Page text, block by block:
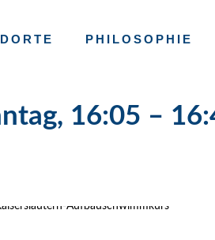
PHILOSOPHIE
16:05 –